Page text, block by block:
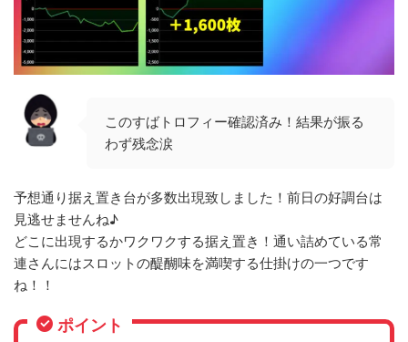
このすばトロフィー確認済み！結果が振る
わず残念涙
予想通り据え置き台が多数出現致しました！前日の好調台は
見逃せませんね♪
どこに出現するかワクワクする据え置き！通い詰めている常
連さんにはスロットの醍醐味を満喫する仕掛けの一つです
ね！！
ポイント